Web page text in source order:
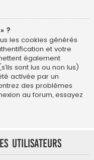
?
les cookies générés
et votre
également
sont lus ou non lus)
activée par un
des problèmes
au forum, essayez
utilisateurs